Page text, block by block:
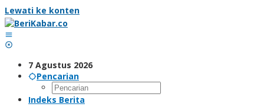
Lewati ke konten
7 Agustus 2026
Pencarian
Indeks Berita